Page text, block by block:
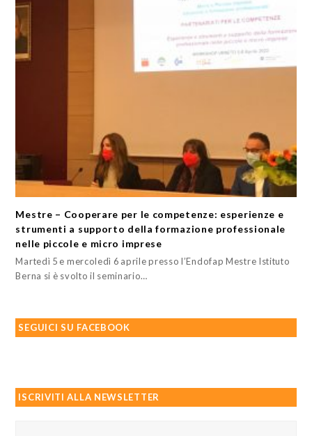
Mestre – Cooperare per le competenze: esperienze e
strumenti a supporto della formazione professionale
nelle piccole e micro imprese
Martedì 5 e mercoledì 6 aprile presso l’Endofap Mestre Istituto
Berna si è svolto il seminario…
SEGUICI SU FACEBOOK
ISCRIVITI ALLA NEWSLETTER